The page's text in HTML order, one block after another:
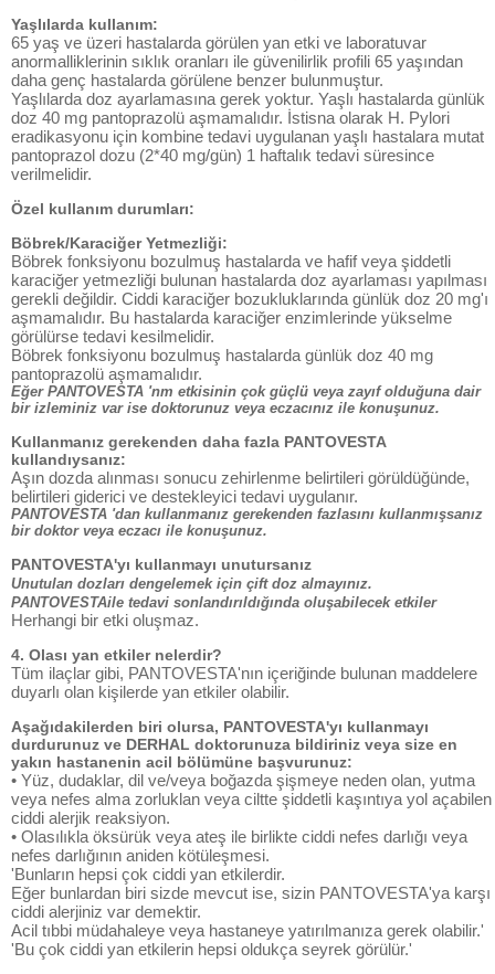
Yaşlılarda kullanım:
65 yaş ve üzeri hastalarda görülen yan etki ve laboratuvar
anormalliklerinin sıklık oranları ile güvenilirlik profili 65 yaşından
daha genç hastalarda görülene benzer bulunmuştur.
Yaşlılarda doz ayarlamasına gerek yoktur. Yaşlı hastalarda günlük
doz 40 mg pantoprazolü aşmamalıdır. İstisna olarak H. Pylori
eradikasyonu için kombine tedavi uygulanan yaşlı hastalara mutat
pantoprazol dozu (2*40 mg/gün) 1 haftalık tedavi süresince
verilmelidir.
Özel kullanım durumları:
Böbrek/Karaciğer Yetmezliği:
Böbrek fonksiyonu bozulmuş hastalarda ve hafif veya şiddetli
karaciğer yetmezliği bulunan hastalarda doz ayarlaması yapılması
gerekli değildir. Ciddi karaciğer bozukluklarında günlük doz 20 mg'ı
aşmamalıdır. Bu hastalarda karaciğer enzimlerinde yükselme
görülürse tedavi kesilmelidir.
Böbrek fonksiyonu bozulmuş hastalarda günlük doz 40 mg
pantoprazolü aşmamalıdır.
Eğer PANTOVESTA 'nm etkisinin çok güçlü veya zayıf olduğuna dair
bir izleminiz var ise doktorunuz veya eczacınız ile konuşunuz.
Kullanmanız gerekenden daha fazla PANTOVESTA
kullandıysanız:
Aşın dozda alınması sonucu zehirlenme belirtileri görüldüğünde,
belirtileri giderici ve destekleyici tedavi uygulanır.
PANTOVESTA 'dan kullanmanız gerekenden fazlasını kullanmışsanız
bir doktor veya eczacı ile konuşunuz.
PANTOVESTA'yı kullanmayı unutursanız
Unutulan dozları dengelemek için çift doz almayınız.
PANTOVESTAile tedavi sonlandırıldığında oluşabilecek etkiler
Herhangi bir etki oluşmaz.
4. Olası yan etkiler nelerdir?
Tüm ilaçlar gibi, PANTOVESTA'nın içeriğinde bulunan maddelere
duyarlı olan kişilerde yan etkiler olabilir.
Aşağıdakilerden biri olursa, PANTOVESTA'yı kullanmayı
durdurunuz ve DERHAL doktorunuza bildiriniz veya size en
yakın hastanenin acil bölümüne başvurunuz:
• Yüz, dudaklar, dil ve/veya boğazda şişmeye neden olan, yutma
veya nefes alma zorluklan veya ciltte şiddetli kaşıntıya yol açabilen
ciddi alerjik reaksiyon.
• Olasılıkla öksürük veya ateş ile birlikte ciddi nefes darlığı veya
nefes darlığının aniden kötüleşmesi.
'Bunların hepsi çok ciddi yan etkilerdir.
Eğer bunlardan biri sizde mevcut ise, sizin PANTOVESTA'ya karşı
ciddi alerjiniz var demektir.
Acil tıbbi müdahaleye veya hastaneye yatırılmanıza gerek olabilir.'
'Bu çok ciddi yan etkilerin hepsi oldukça seyrek görülür.'